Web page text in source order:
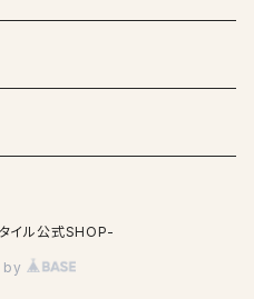
イル公式SHOP-
by